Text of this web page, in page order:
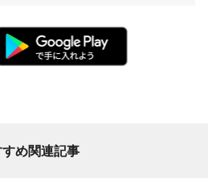
め関連記事